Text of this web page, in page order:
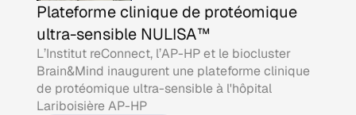
Plateforme clinique de protéomique
ultra-sensible NULISA™
L’Institut reConnect, l’AP-HP et le biocluster
Brain&Mind inaugurent une plateforme clinique
de protéomique ultra-sensible à l'hôpital
Lariboisière AP-HP